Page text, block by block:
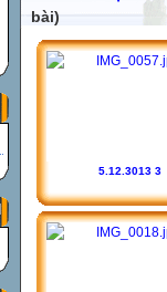
bài)
5.12.3013 3